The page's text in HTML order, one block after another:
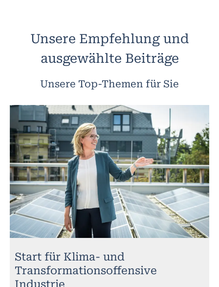
Unsere Empfehlung und
ausgewählte Beiträge
Unsere Top-Themen für Sie
Start für Klima- und
Transformationsoffensive
Industrie